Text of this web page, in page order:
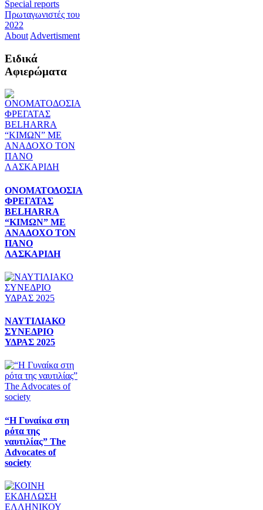
Special reports
Πρωταγωνιστές του
2022
About Advertisment
Ειδικά
Αφιερώματα
ΟΝΟΜΑΤΟΔΟΣΙΑ
ΦΡΕΓΑΤΑΣ
BELHARRA
“ΚΙΜΩΝ” ΜΕ
ΑΝΑΔΟΧΟ ΤΟΝ
ΠΑΝΟ
ΛΑΣΚΑΡΙΔΗ
ΝΑΥΤΙΛΙΑΚΟ
ΣΥΝΕΔΡΙΟ
ΥΔΡΑΣ 2025
“Η Γυναίκα στη
ρότα της
ναυτιλίας” The
Advocates of
society